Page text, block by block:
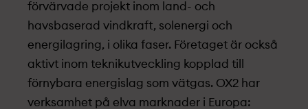
förvärvade projekt­ inom land- och
havsbaserad vindkraft, solenergi och
energilagring, i olika faser. Företaget är också
aktivt inom teknikutveckling kopplad till
förnybara energislag som vätgas. OX2 har
verksamhet på elva marknader i Europa: